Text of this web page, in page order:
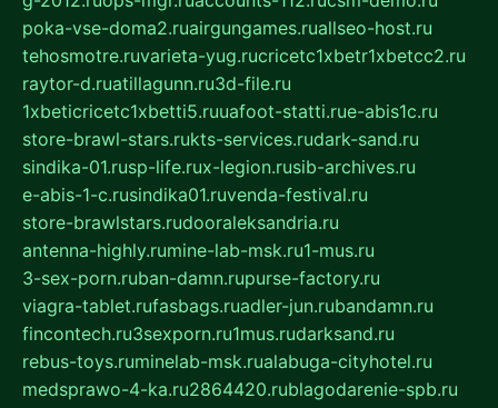
poka-vse-doma2.ruairgungames.ruallseo-host.ru
tehosmotre.ruvarieta-yug.rucricetc1xbetr1xbetcc2.ru
raytor-d.ruatillagunn.ru3d-file.ru
1xbeticricetc1xbetti5.ruuafoot-statti.rue-abis1c.ru
store-brawl-stars.rukts-services.rudark-sand.ru
sindika-01.rusp-life.rux-legion.rusib-archives.ru
e-abis-1-c.rusindika01.ruvenda-festival.ru
store-brawlstars.rudooraleksandria.ru
antenna-highly.rumine-lab-msk.ru1-mus.ru
3-sex-porn.ruban-damn.rupurse-factory.ru
viagra-tablet.rufasbags.ruadler-jun.rubandamn.ru
fincontech.ru3sexporn.ru1mus.rudarksand.ru
rebus-toys.ruminelab-msk.rualabuga-cityhotel.ru
medsprawo-4-ka.ru2864420.rublagodarenie-spb.ru